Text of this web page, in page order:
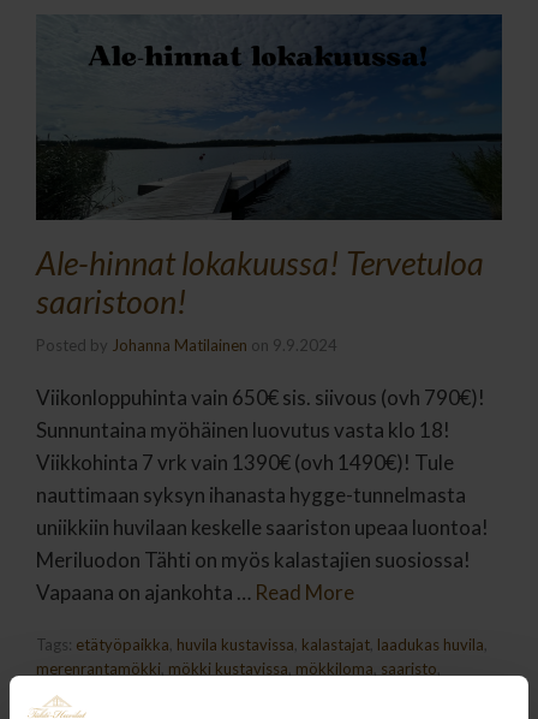
Ale-hinnat lokakuussa! Tervetuloa
saaristoon!
Posted by Johanna Matilainen on 9.9.2024
Viikonloppuhinta vain 650€ sis. siivous (ovh 790€)!
Sunnuntaina myöhäinen luovutus vasta klo 18!
Viikkohinta 7 vrk vain 1390€ (ovh 1490€)! Tule
nauttimaan syksyn ihanasta hygge-tunnelmasta
uniikkiin huvilaan keskelle saariston upeaa luontoa!
Meriluodon Tähti on myös kalastajien suosiossa!
Vapaana on ajankohta … Read More
Tags: etätyöpaikka huvila kustavissa kalastajat laadukas huvila
merenrantamökki mökki kustavissa mökkiloma saaristo
syysloma